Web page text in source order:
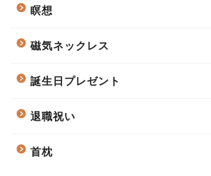
瞑想
磁気ネックレス
誕生日プレゼント
退職祝い
首枕